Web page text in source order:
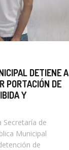
DETIENE A
PORTACIÓN DE
Y
Secretaría de
Municipal
de